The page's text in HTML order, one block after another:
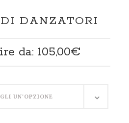
DANZATORI
da: 105,00€
UN'OPZIONE